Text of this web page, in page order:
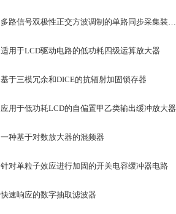
多路信号双极性正交方波调制的单路同步采集装置及方法
适用于LCD驱动电路的低功耗四级运算放大器
基于三模冗余和DICE的抗辐射加固锁存器
应用于低功耗LCD的自偏置甲乙类输出缓冲放大器
一种基于对数放大器的混频器
针对单粒子效应进行加固的开关电容缓冲器电路
快速响应的数字抽取滤波器